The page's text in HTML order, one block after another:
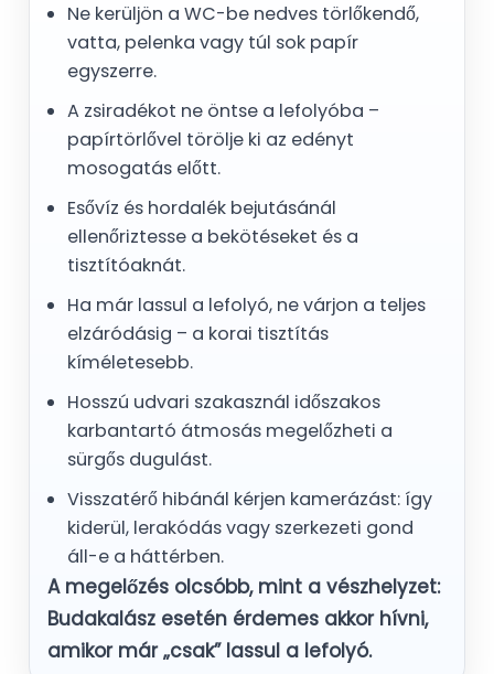
Ne kerüljön a WC-be nedves törlőkendő,
vatta, pelenka vagy túl sok papír
egyszerre.
A zsiradékot ne öntse a lefolyóba –
papírtörlővel törölje ki az edényt
mosogatás előtt.
Esővíz és hordalék bejutásánál
ellenőriztesse a bekötéseket és a
tisztítóaknát.
Ha már lassul a lefolyó, ne várjon a teljes
elzáródásig – a korai tisztítás
kíméletesebb.
Hosszú udvari szakasznál időszakos
karbantartó átmosás megelőzheti a
sürgős dugulást.
Visszatérő hibánál kérjen kamerázást: így
kiderül, lerakódás vagy szerkezeti gond
áll-e a háttérben.
A megelőzés olcsóbb, mint a vészhelyzet:
Budakalász esetén érdemes akkor hívni,
amikor már „csak” lassul a lefolyó.